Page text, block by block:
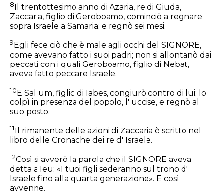
8
Il trentottesimo anno di Azaria, re di Giuda,
Zaccaria, figlio di Geroboamo, cominciò a regnare
sopra Israele a Samaria; e regnò sei mesi.
9 Egli fece ciò che è male agli occhi del SIGNORE,
come avevano fatto i suoi padri; non si allontanò dai
peccati con i quali Geroboamo, figlio di Nebat,
aveva fatto peccare Israele.
10E Sallum, figlio di Iabes, congiurò contro di lui; lo
colpì in presenza del popolo, l' uccise, e regnò al
suo posto.
11
Il rimanente delle azioni di Zaccaria è scritto nel
libro delle Cronache dei re d' Israele.
12Così si avverò la parola che il SIGNORE aveva
detta a Ieu: «I tuoi figli sederanno sul trono d'
Israele fino alla quarta generazione». E così
avvenne.